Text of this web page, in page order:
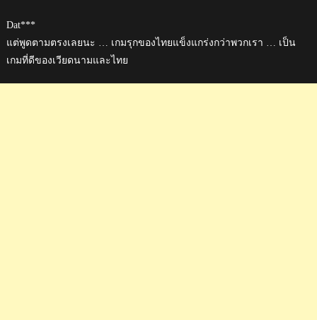
Dat***
แต่พูดตามตรงเลยนะ … เกมรุกของไทยแข็งแกร่งกว่าพวกเรา … เป็น
เกมที่ดีของเวียดนามและไทย